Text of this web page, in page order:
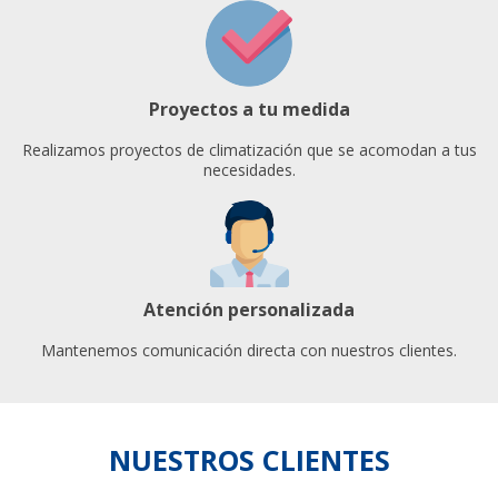
Proyectos a tu medida
Realizamos proyectos de climatización que se acomodan a tus
necesidades.
Atención personalizada
Mantenemos comunicación directa con nuestros clientes.
NUESTROS CLIENTES